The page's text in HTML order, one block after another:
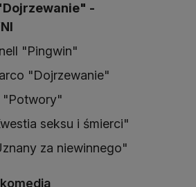
-
"Pingwin"
"Dojrzewanie"
"Potwory"
seksu i śmierci"
za niewinnego"